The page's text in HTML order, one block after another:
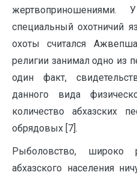
жертвоприношениями.
специальный охотничий
охоты считался
религии занимал одно из
один факт,
данного вида
количество абхазских
обрядовых [7].
Рыболовство, широко
абхазского населения